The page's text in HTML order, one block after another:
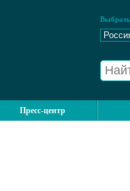
Пресс-центр